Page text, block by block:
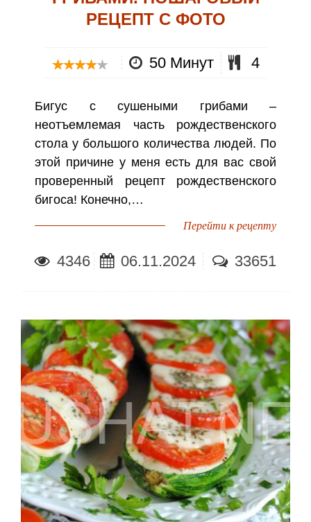
РЕЦЕПТ С ФОТО
50 Минут 4
Бигус с сушеными грибами –
неотъемлемая часть рождественского
стола у большого количества людей. По
этой причине у меня есть для вас свой
проверенный рецепт рождественского
бигоса! Конечно,…
Перейти к рецепту
4346 06.11.2024 33651